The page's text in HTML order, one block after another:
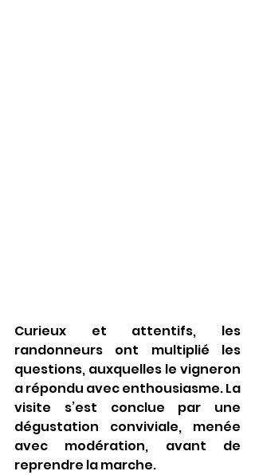
Curieux et attentifs, les
randonneurs ont multiplié les
questions, auxquelles le vigneron
a répondu avec enthousiasme. La
visite s’est conclue par une
dégustation conviviale, menée
avec modération, avant de
reprendre la marche.